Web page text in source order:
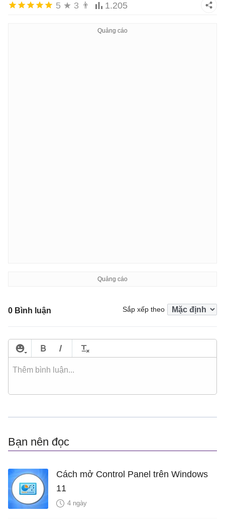
5 ★ 3 👨 1.205
0 Bình luận Sắp xếp theo
Bạn nên đọc
Cách mở Control Panel trên Windows
11
4 ngày